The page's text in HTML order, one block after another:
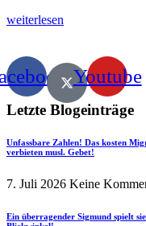
weiterlesen
Youtube
Letzte Blogeinträge
Unfassbare Zahlen! Das kosten
verbieten musl. Gebet!
7. Juli 2026 Keine
Ein überragender Sigmund spielt